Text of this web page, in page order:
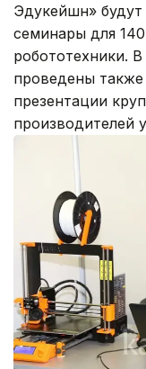
Эдукейшн»
семинары для
робототехники.
проведены также
презентации
производителей